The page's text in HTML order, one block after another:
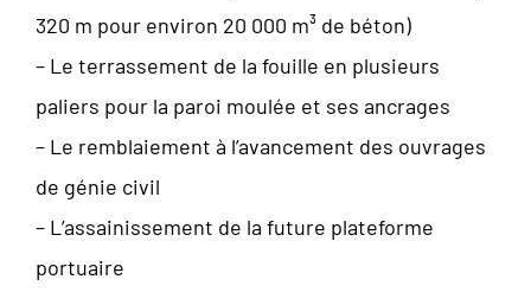
320 m pour environ 20 000 m³ de béton)
– Le terrassement de la fouille en plusieurs
paliers pour la paroi moulée et ses ancrages
– Le remblaiement à l’avancement des ouvrages
de génie civil
– L’assainissement de la future plateforme
portuaire